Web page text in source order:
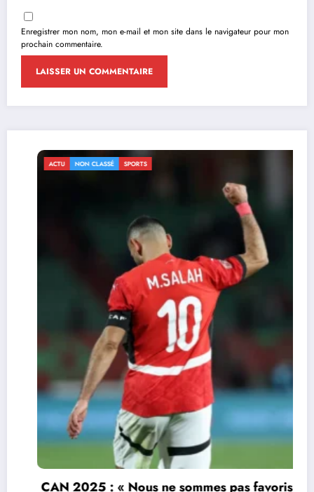
Enregistrer mon nom, mon e-mail et mon site dans le navigateur pour mon
prochain commentaire.
ACTU NON CLASSÉ SPORTS
CAN 2025 : « Nous ne sommes pas favoris »